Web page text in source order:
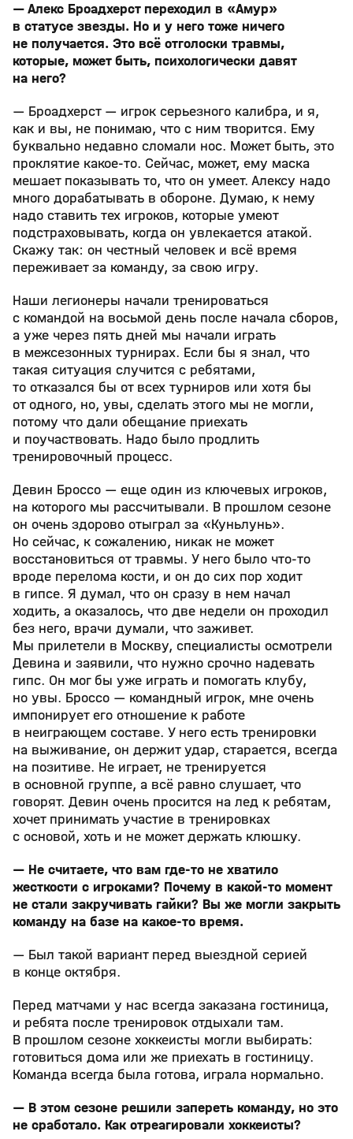
— Алекс Броадхерст переходил в «Амур»
в статусе звезды. Но и у него тоже ничего
не получается. Это всё отголоски травмы,
которые, может быть, психологически давят
на него?
— Броадхерст — игрок серьезного калибра, и я,
как и вы, не понимаю, что с ним творится. Ему
буквально недавно сломали нос. Может быть, это
проклятие какое-то. Сейчас, может, ему маска
мешает показывать то, что он умеет. Алексу надо
много дорабатывать в обороне. Думаю, к нему
надо ставить тех игроков, которые умеют
подстраховывать, когда он увлекается атакой.
Скажу так: он честный человек и всё время
переживает за команду, за свою игру.
Наши легионеры начали тренироваться
с командой на восьмой день после начала сборов,
а уже через пять дней мы начали играть
в межсезонных турнирах. Если бы я знал, что
такая ситуация случится с ребятами,
то отказался бы от всех турниров или хотя бы
от одного, но, увы, сделать этого мы не могли,
потому что дали обещание приехать
и поучаствовать. Надо было продлить
тренировочный процесс.
Девин Броссо — еще один из ключевых игроков,
на которого мы рассчитывали. В прошлом сезоне
он очень здорово отыграл за «Куньлунь».
Но сейчас, к сожалению, никак не может
восстановиться от травмы. У него было что-то
вроде перелома кости, и он до сих пор ходит
в гипсе. Я думал, что он сразу в нем начал
ходить, а оказалось, что две недели он проходил
без него, врачи думали, что заживет.
Мы прилетели в Москву, специалисты осмотрели
Девина и заявили, что нужно срочно надевать
гипс. Он мог бы уже играть и помогать клубу,
но увы. Броссо — командный игрок, мне очень
импонирует его отношение к работе
в неиграющем составе. У него есть тренировки
на выживание, он держит удар, старается, всегда
на позитиве. Не играет, не тренируется
в основной группе, а всё равно слушает, что
говорят. Девин очень просится на лед к ребятам,
хочет принимать участие в тренировках
с основой, хоть и не может держать клюшку.
— Не считаете, что вам где-то не хватило
жесткости с игроками? Почему в какой-то момент
не стали закручивать гайки? Вы же могли закрыть
команду на базе на какое-то время.
— Был такой вариант перед выездной серией
в конце октября.
Перед матчами у нас всегда заказана гостиница,
и ребята после тренировок отдыхали там.
В прошлом сезоне хоккеисты могли выбирать:
готовиться дома или же приехать в гостиницу.
Команда всегда была готова, играла нормально.
— В этом сезоне решили запереть команду, но это
не сработало. Как отреагировали хоккеисты?